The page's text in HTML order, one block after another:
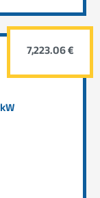
7,223.06 €